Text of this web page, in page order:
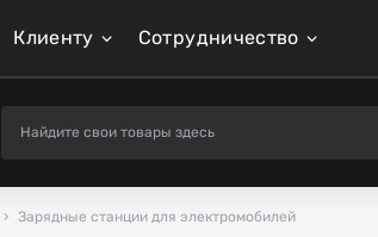
Клиенту Сотрудничество
Зарядные станции для электромобилей